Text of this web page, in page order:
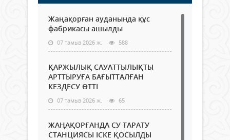
Жаңақорған ауданында құс
фабрикасы ашылды
07 тамыз 2026 ж. 588
ҚАРЖЫЛЫҚ САУАТТЫЛЫҚТЫ
АРТТЫРУҒА БАҒЫТТАЛҒАН
КЕЗДЕСУ ӨТТІ
07 тамыз 2026 ж. 65
ЖАҢАҚОРҒАНДА СУ ТАРАТУ
СТАНЦИЯСЫ ІСКЕ ҚОСЫЛДЫ